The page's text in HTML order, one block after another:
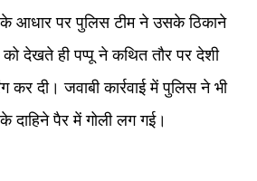
आधार पर पुलिस टीम ने उसके ठिकाने
को देखते ही पप्पू ने कथित तौर पर देशी
कर दी। जवाबी कार्रवाई में पुलिस ने भी
दाहिने पैर में गोली लग गई।